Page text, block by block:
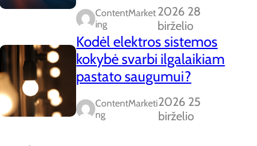
ContentMarket
Ing
2026 28
birželio
Kodėl elektros sistemos
kokybė svarbi ilgalaikiam
pastato saugumui?
ContentMarketi
Ng
2026 25
birželio